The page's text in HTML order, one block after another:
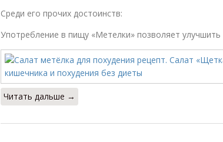
Среди его прочих достоинств:
Употребление в пищу «Метелки» позволяет
Читать дальше →